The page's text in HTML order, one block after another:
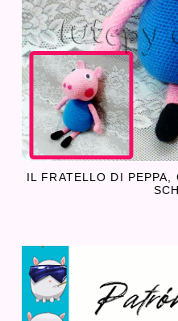
IL FRATELLO DI PEPPA,